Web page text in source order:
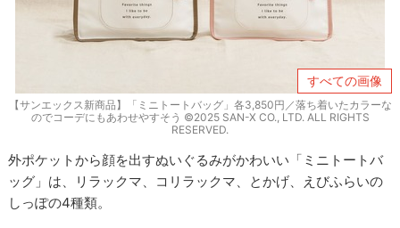
すべての画像
【サンエックス新商品】「ミニトートバッグ」各3,850円／落ち着いたカラーな
のでコーデにもあわせやすそう ©2025 SAN-X CO., LTD. ALL RIGHTS
RESERVED.
外ポケットから顔を出すぬいぐるみがかわいい「ミニトートバ
ッグ」は、リラックマ、コリラックマ、とかげ、えびふらいの
しっぽの4種類。